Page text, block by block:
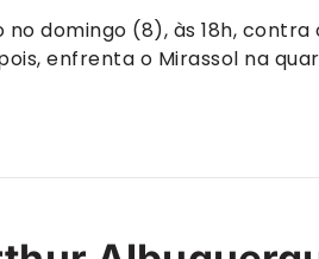
domingo (8), às 18h,
enfrenta o Mirassol na